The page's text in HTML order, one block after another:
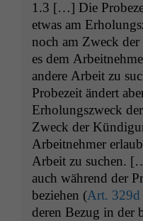
1.3 […] Die
etwas am
noch am Zweck
es dem
andere Arbeit zu
Probezeit ändert
Erhol­ungszweck
Zweck der
Arbeit­nehmer
Arbeit zu suchen.
auch während der
beziehen (Art. 329d
deren Bezug in der